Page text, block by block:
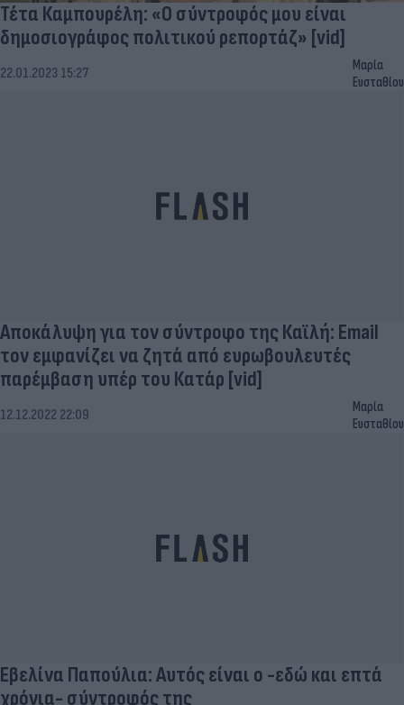
Τέτα Καμπουρέλη: «Ο σύντροφός μου είναι
δημοσιογράφος πολιτικού ρεπορτάζ» [vid]
22.01.2023 15:27
Μαρία
Ευσταθίου
Αποκάλυψη για τον σύντροφο της Καϊλή: Email
τον εμφανίζει να ζητά από ευρωβουλευτές
παρέμβαση υπέρ του Κατάρ [vid]
12.12.2022 22:09
Μαρία
Ευσταθίου
Εβελίνα Παπούλια: Αυτός είναι ο -εδώ και επτά
χρόνια- σύντροφός της